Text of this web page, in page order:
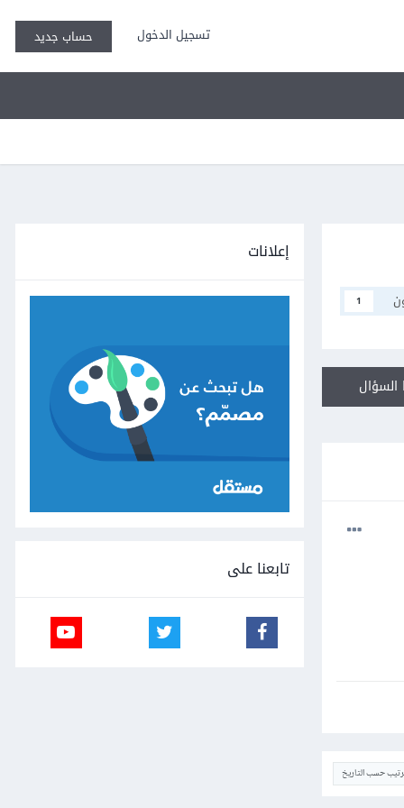
تسجيل الدخول حساب جديد
1
حسب التاريخ
إعلانات
تابعنا على